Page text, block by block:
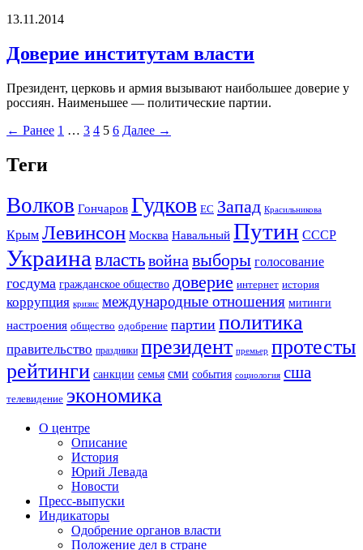
13.11.2014
Доверие институтам власти
Президент, церковь и армия вызывают наибольшее доверие у
россиян. Наименьшее — политические партии.
← Ранее 1 … 3 4 5 6 Далее →
Теги
Волков Гончаров Гудков ЕС Запад Красильникова
Крым Левинсон Москва Навальный Путин СССР
Украина властьвойна выборы голосование
госдума гражданское общество доверие интернет история
коррупция кризис международные отношения митинги
настроения общество одобрение партии политика
правительство праздники президент премьер протесты
рейтинги санкции семья сми события социология сша
телевидение экономика
О центре
Описание
История
Юрий Левада
Новости
Пресс-выпуски
Индикаторы
Одобрение органов власти
Положение дел в стране